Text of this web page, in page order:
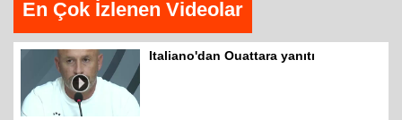
En Çok İzlenen Videolar
Italiano'dan Ouattara yanıtı